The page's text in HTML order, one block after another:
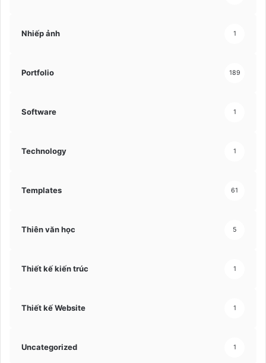
Nhiếp ảnh 1
Portfolio 189
Software 1
Technology 1
Templates 61
Thiên văn học 5
Thiết kế kiến trúc 1
Thiết kế Website 1
Uncategorized 1